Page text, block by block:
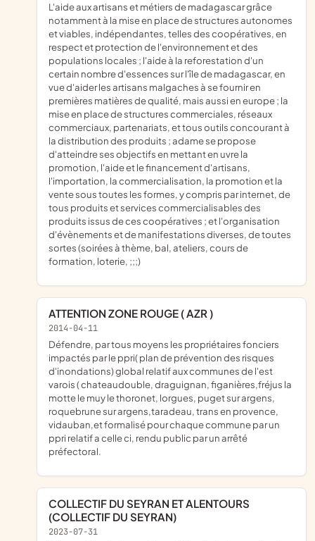
l'aide aux artisans et métiers de madagascar grâce
notamment à la mise en place de structures autonomes
et viables, indépendantes, telles des coopératives, en
respect et protection de l'environnement et des
populations locales ; l'aide à la reforestation d'un
certain nombre d'essences sur l'île de madagascar, en
vue d'aider les artisans malgaches à se fournir en
premières matières de qualité, mais aussi en europe ; la
mise en place de structures commerciales, réseaux
commerciaux, partenariats, et tous outils concourant à
la distribution des produits ; adame se propose
d'atteindre ses objectifs en mettant en uvre la
promotion, l'aide et le financement d'artisans,
l'importation, la commercialisation, la promotion et la
vente sous toutes les formes, y compris par internet, de
tous produits et services commercialisables des
produits issus de ces coopératives ; et l'organisation
d'évènements et de manifestations diverses, de toutes
sortes (soirées à thème, bal, ateliers, cours de
formation, loterie, ;;;)
ATTENTION ZONE ROUGE ( AZR )
2014-04-11
défendre, par tous moyens les propriétaires fonciers
impactés par le ppri( plan de prévention des risques
d'inondations) global relatif aux communes de l'est
varois ( chateaudouble, draguignan, figanières,fréjus la
motte le muy le thoronet, lorgues, puget sur argens,
roquebrune sur argens,taradeau, trans en provence,
vidauban,et formalisé pour chaque commune par un
ppri relatif a celle ci, rendu public par un arrêté
préfectoral.
COLLECTIF DU SEYRAN ET ALENTOURS
(COLLECTIF DU SEYRAN)
2023-07-31